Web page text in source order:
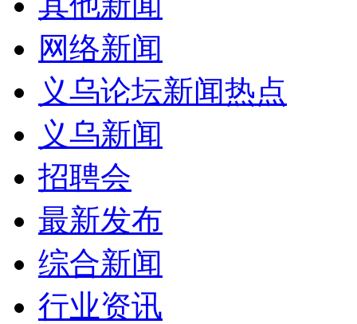
网络新闻
义乌论坛新闻热点
义乌新闻
招聘会
最新发布
综合新闻
行业资讯